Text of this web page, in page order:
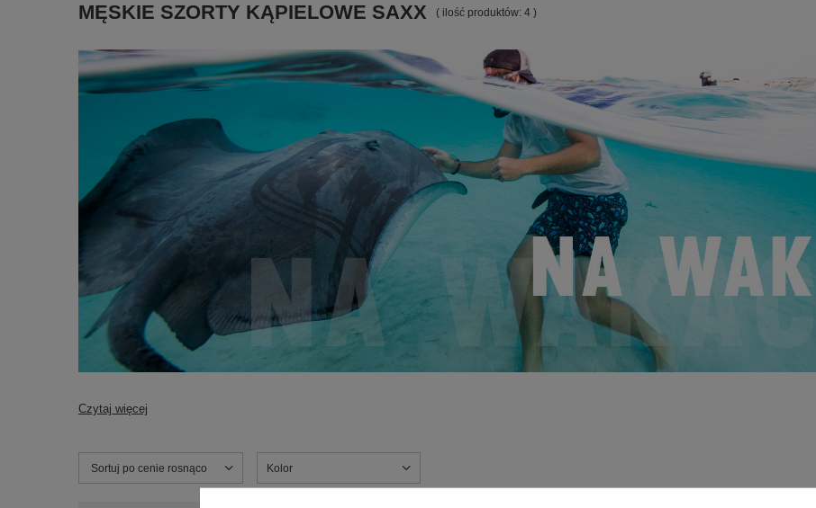
MĘSKIE SZORTY KĄPIELOWE SAXX ( ilość produktów: 4 )
Czytaj więcej
Zmień sortowanie
Sortuj po cenie rosnąco Kolor